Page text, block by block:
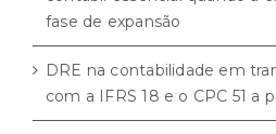
fase de expansão
DRE na contabilidade em
com a IFRS 18 e o CPC 51 a